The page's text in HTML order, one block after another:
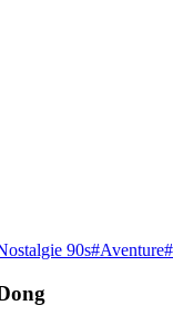
90s#Aventure#